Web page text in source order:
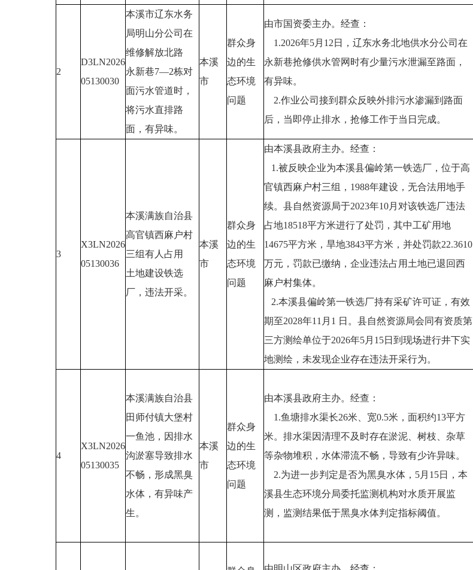
2
D3LN2026
05130030
本溪市辽东水务
局明山分公司在
维修解放北路
永新巷7—2栋对
面污水管道时，
将污水直排路
面，有异味。
本溪
市
群众身
边的生
态环境
问题
由市国资委主办。经查：
1.2026年5月12日，辽东水务北地供水分公司在
永新巷抢修供水管网时有少量污水泄漏至路面，
有异味。
2.作业公司接到群众反映外排污水渗漏到路面
后，当即停止排水，抢修工作于当日完成。
3
X3LN2026
05130036
本溪满族自治县
高官镇西麻户村
三组有人占用
土地建设铁选
厂，违法开采。
本溪
市
群众身
边的生
态环境
问题
由本溪县政府主办。经查：
1.被反映企业为本溪县偏岭第一铁选厂，位于高
官镇西麻户村三组，1988年建设，无合法用地手
续。县自然资源局于2023年10月对该铁选厂违法
占地18518平方米进行了处罚，其中工矿用地
14675平方米，旱地3843平方米，并处罚款22.3610
万元，罚款已缴纳，企业违法占用土地已退回西
麻户村集体。
2.本溪县偏岭第一铁选厂持有采矿许可证，有效
期至2028年11月1 日。县自然资源局会同有资质第
三方测绘单位于2026年5月15日到现场进行井下实
地测绘，未发现企业存在违法开采行为。
4
X3LN2026
05130035
本溪满族自治县
田师付镇大堡村
一鱼池，因排水
沟淤塞导致排水
不畅，形成黑臭
水体，有异味产
生。
本溪
市
群众身
边的生
态环境
问题
由本溪县政府主办。经查：
1.鱼塘排水渠长26米、宽0.5米，面积约13平方
米。排水渠因清理不及时存在淤泥、树枝、杂草
等杂物堆积，水体滞流不畅，导致有少许异味。
2.为进一步判定是否为黑臭水体，5月15日，本
溪县生态环境分局委托监测机构对水质开展监
测，监测结果低于黑臭水体判定指标阈值。